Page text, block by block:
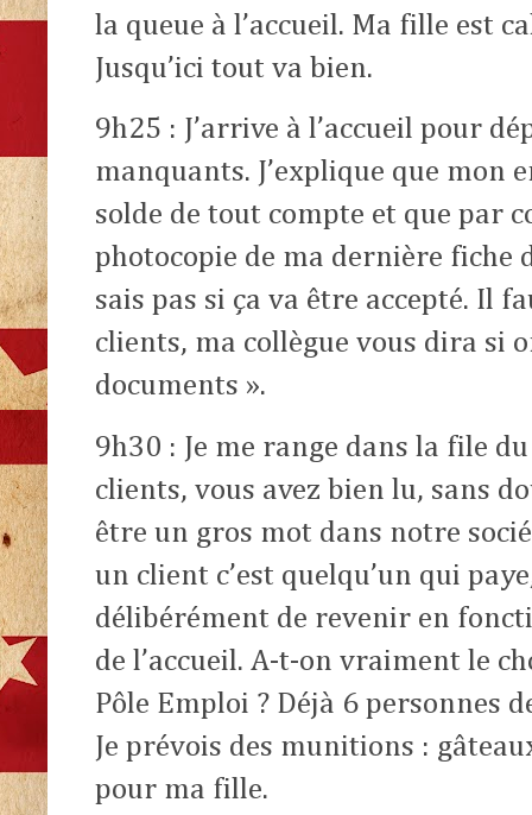
la queue à l’accueil. Ma fille est
Jusqu’ici tout va bien.
9h25 : J’arrive à l’accueil pour
manquants. J’explique que mon
solde de tout compte et que par
photocopie de ma dernière fiche
sais pas si ça va être accepté. Il
clients, ma collègue vous dira si
documents ».
9h30 : Je me range dans la file
clients, vous avez bien lu, sans
être un gros mot dans notre
un client c’est quelqu’un qui
délibérément de revenir en
de l’accueil. A-t-on vraiment le
Pôle Emploi ? Déjà 6 personnes
Je prévois des munitions :
pour ma fille.